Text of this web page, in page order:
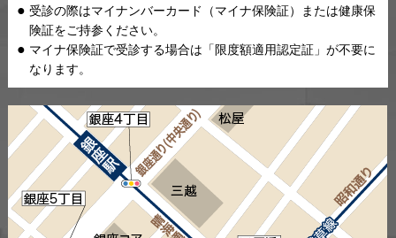
受診の際はマイナンバーカード（マイナ保険証）または健康保
険証をご持参ください。
マイナ保険証で受診する場合は「限度額適用認定証」が不要に
なります。